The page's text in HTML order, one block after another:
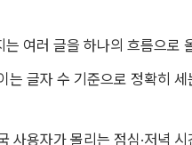
여러 글을 하나의 흐름으로
글자 수 기준으로 정확히
사용자가 몰리는 점심·저녁 시